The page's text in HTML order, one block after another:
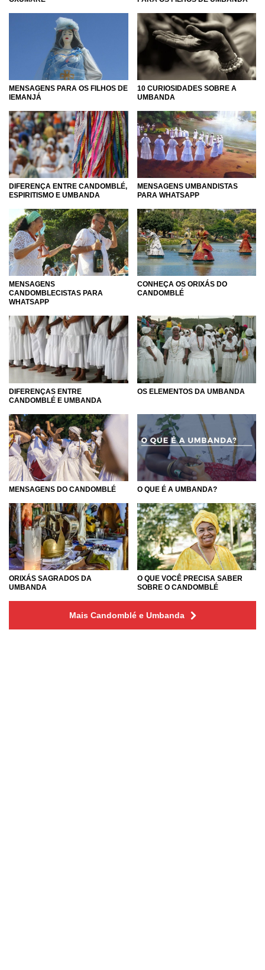
MENSAGENS PARA OS FILHOS DE
IEMANJÁ
10 CURIOSIDADES SOBRE A
UMBANDA
DIFERENÇA ENTRE CANDOMBLÉ,
ESPIRITISMO E UMBANDA
MENSAGENS UMBANDISTAS
PARA WHATSAPP
MENSAGENS
CANDOMBLECISTAS PARA
WHATSAPP
CONHEÇA OS ORIXÁS DO
CANDOMBLÉ
DIFERENÇAS ENTRE
CANDOMBLÉ E UMBANDA
OS ELEMENTOS DA UMBANDA
MENSAGENS DO CANDOMBLÉ O QUE É A UMBANDA?
ORIXÁS SAGRADOS DA
UMBANDA
O QUE VOCÊ PRECISA SABER
SOBRE O CANDOMBLÉ
Mais Candomblé e Umbanda